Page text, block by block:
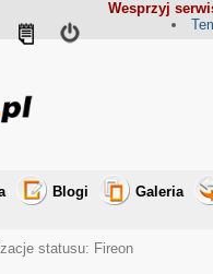
Wesprzyj
Blogi Galeria
statusu: Fireon